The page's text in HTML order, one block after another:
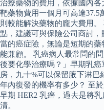
治療藥物的費用，依據國內
靶藥物費用一個月可高達
則較能解決藥物的龐大費用
點，建議可與保險公司商討
當的癌症險，無論是短期的
能兼顧。 乳癌病人最常問的
後要化學治療嗎？」早期乳
房，九十%可以保留腋下淋
年內復發的機率有多少？ 至
早期 HER2 乳癌，過去是將
清。